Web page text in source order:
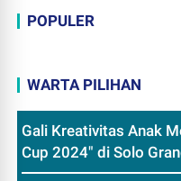
POPULER
WARTA PILIHAN
Gali Kreativitas Anak
Cup 2024" di Solo